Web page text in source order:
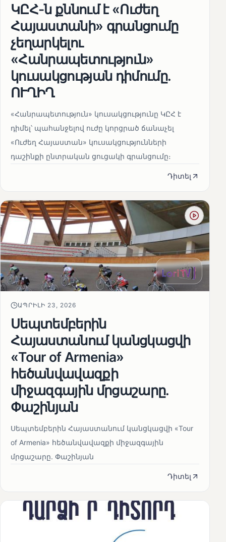
ԿԸՀ-ն քննում է «Ուժեղ
Հայաստանի» գրանցումը
չեղարկելու
«Հանրապետություն»
կուսակցության դիմումը.
ՈՒՂԻՂ
«Հանրապետություն» կուսակցությունը ԿԸՀ է
դիմել՝ պահանջելով ուժը կորցրած ճանաչել
«Ուժեղ Հայաստան» կուսակցությունների
դաշինքի ընտրական ցուցակի գրանցումը։
Դիտել
ԱՊՐԻԼԻ 23, 2026
Սեպտեմբերին
Հայաստանում կանցկացվի
«Tour of Armenia»
հեծանվավազքի
միջազգային մրցաշարը.
Փաշինյան
Սեպտեմբերին Հայաստանում կանցկացվի «Tour
of Armenia» հեծանվավազքի միջազգային
մրցաշարը. Փաշինյան
Դիտել